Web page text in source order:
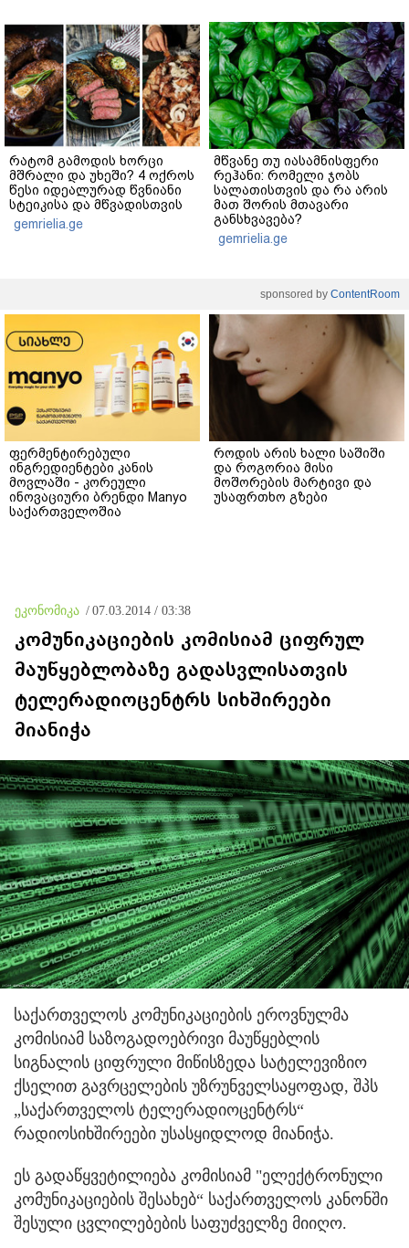
რატომ გამოდის ხორცი
მშრალი და უხეში? 4 ოქროს
წესი იდეალურად წვნიანი
სტეიკისა და მწვადისთვის
gemrielia.ge
მწვანე თუ იასამნისფერი
რეჰანი: რომელი ჯობს
სალათისთვის და რა არის
მათ შორის მთავარი
განსხვავება?
gemrielia.ge
sponsored by ContentRoom
ფერმენტირებული
ინგრედიენტები კანის
მოვლაში - კორეული
ინოვაციური ბრენდი Manyo
საქართველოშია
როდის არის ხალი საშიში
და როგორია მისი
მოშორების მარტივი და
უსაფრთხო გზები
ეკონომიკა / 07.03.2014 / 03:38
კომუნიკაციების კომისიამ ციფრულ
მაუწყებლობაზე გადასვლისათვის
ტელერადიოცენტრს სიხშირეები
მიანიჭა
საქართველოს კომუნიკაციების ეროვნულმა
კომისიამ საზოგადოებრივი მაუწყებლის
სიგნალის ციფრული მიწისზედა სატელევიზიო
ქსელით გავრცელების უზრუნველსაყოფად, შპს
„საქართველოს ტელერადიოცენტრს“
რადიოსიხშირეები უსასყიდლოდ მიანიჭა.
ეს გადაწყვეტილიება კომისიამ "ელექტრონული
კომუნიკაციების შესახებ“ საქართველოს კანონში
შესული ცვლილებების საფუძველზე მიიღო.